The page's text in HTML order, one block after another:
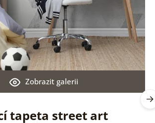
tapeta street art
Zobrazit galerii